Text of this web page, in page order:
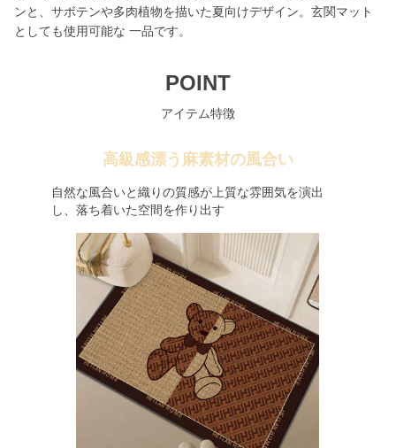
ンと、サボテンや多肉植物を描いた夏向けデザイン。玄関マット
としても使用可能な 一品です。
POINT
アイテム特徴
高級感漂う麻素材の風合い
自然な風合いと織りの質感が上質な雰囲気を演出
し、落ち着いた空間を作り出す